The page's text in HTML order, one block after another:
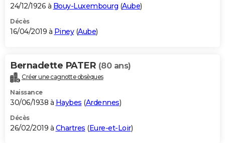
24/12/1926 à Bouy-Luxembourg (Aube)
Décès
16/04/2019 à Piney(Aube)
Bernadette PATER (80 ans)
Créer une cagnotte obsèques
Naissance
30/06/1938 à Haybes (Ardennes)
Décès
26/02/2019 à Chartres (Eure-et-Loir)